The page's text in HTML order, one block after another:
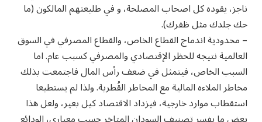
ناجز، يقوده كل اصحاب المصلحة، و في طليعتهم المالكون (ما
حك جلدك مثل ظفرك).
– محدودية اندماج القطاع الخاص، والقطاع المصرفي في السوق
العالمية نتيجه للحظر الإقتصادي والمصرفي كسبب عام. اما
السبب الخاص، فيتمثل في ضعف رأس المال فاجتمعت بذلك
مخاطر الملاءه المالية مع المخاطر القُطرية. ولذا لم يستطيعا
استقطاب موارد خارجية، فيزداد الاقتصاد كيل بعير، ولعل هذا